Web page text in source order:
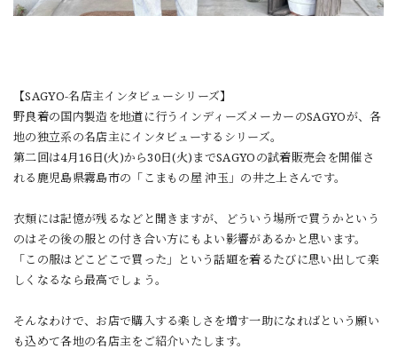
【SAGYO-名店主インタビューシリーズ】
野良着の国内製造を地道に行うインディーズメーカーのSAGYOが、各
地の独立系の名店主にインタビューするシリーズ。
第二回は4月16日(火)から30日(火)までSAGYOの試着販売会を開催さ
れる鹿児島県霧島市の「こまもの屋 沖玉」の井之上さんです。
衣類には記憶が残るなどと聞きますが、どういう場所で買うかという
のはその後の服との付き合い方にもよい影響があるかと思います。
「この服はどこどこで買った」という話題を着るたびに思い出して楽
しくなるなら最高でしょう。
そんなわけで、お店で購入する楽しさを増す一助になればという願い
も込めて各地の名店主をご紹介いたします。